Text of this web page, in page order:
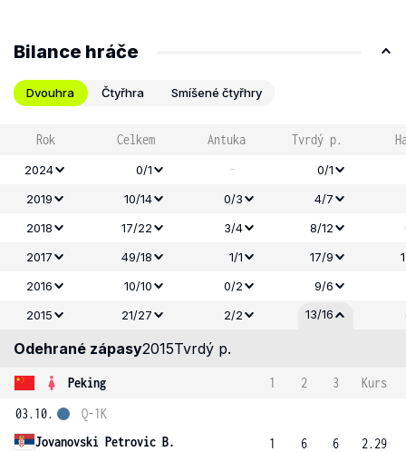
Bilance hráče
Dvouhra Čtyřhra Smíšené čtyřhry
Rok Celkem Antuka Tvrdý p.
2024 0/1 -
0/1
2019
10/14 0/3
4/7
2018
17/22 3/4 8/12
2017
49/18 1/1 17/9
2016
10/10 0/2
9/6
2015
21/27 2/2 13/16
Odehrané zápasy2015Tvrdý p.
Peking 1 2 3
Kurs
03.10.
Jovanovski Petrovic B.
Q-1K
1
6
6
2.29